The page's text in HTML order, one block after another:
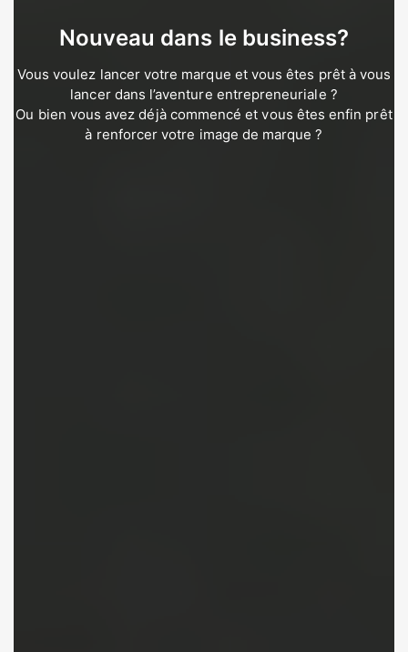
Nouveau dans le business?
Vous voulez lancer votre marque et vous êtes prêt à vous
lancer dans l’aventure entrepreneuriale ?
Ou bien vous avez déjà commencé et vous êtes enfin prêt
à renforcer votre image de marque ?